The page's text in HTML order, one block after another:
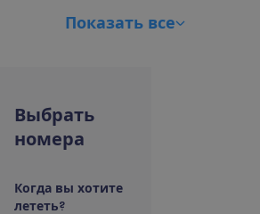
Показать все
Выбрать
номера
Когда вы хотите
лететь?